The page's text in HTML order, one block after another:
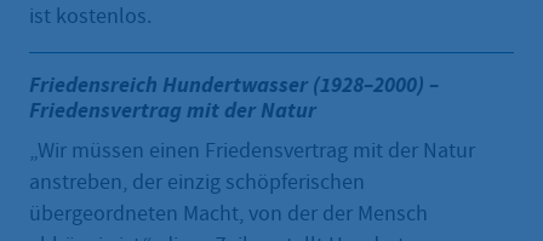
ist kostenlos.
Friedensreich Hundertwasser (1928–2000) –
Friedensvertrag mit der Natur
„Wir müssen einen Friedensvertrag mit der Natur
anstreben, der einzig schöpferischen
übergeordneten Macht, von der der Mensch